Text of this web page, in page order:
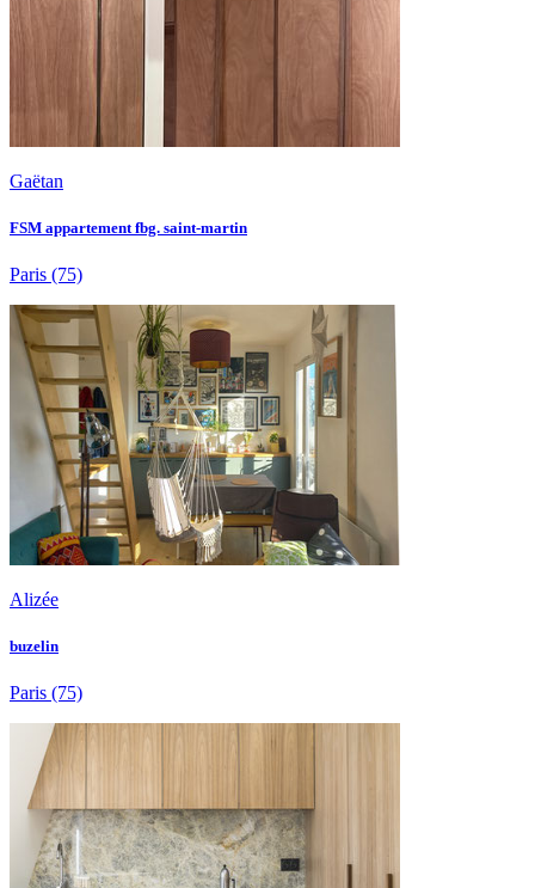
Gaëtan
FSM appartement fbg. saint-martin
Paris (75)
Alizée
buzelin
Paris (75)